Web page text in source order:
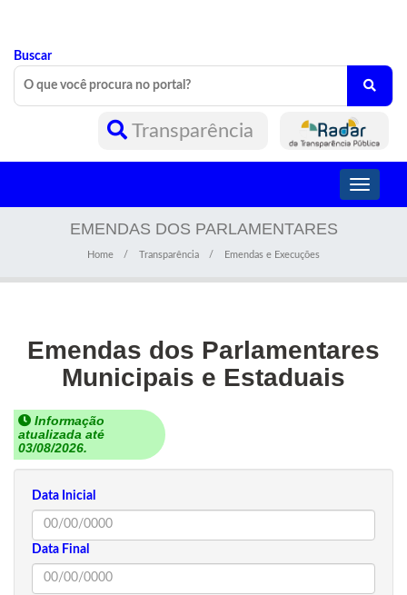
Buscar
Transparência
Toggle
EMENDAS DOS PARLAMENTARES
Home Transparência Emendas e Execuções
Emendas dos Parlamentares
Municipais e Estaduais
Informação
atualizada até
03/08/2026.
Data Inicial
Data Final